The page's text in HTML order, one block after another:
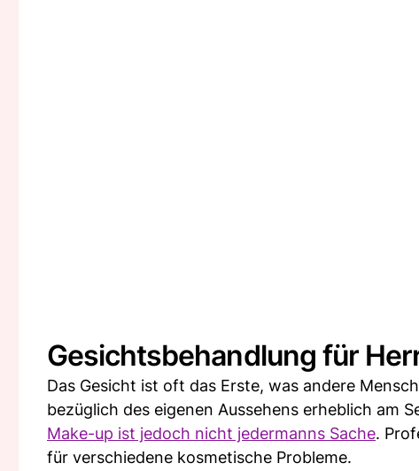
Gesichtsbehandlung für
Das Gesicht ist oft das Erste, was andere
bezüglich des eigenen Aussehens erheblich am
Make-up ist jedoch nicht jedermanns Sache.
für verschiedene kosmetische Probleme.